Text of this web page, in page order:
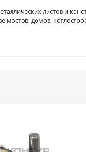
листов и
домов,